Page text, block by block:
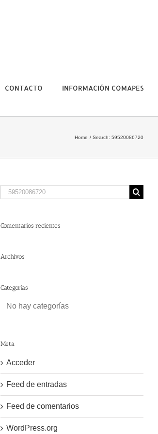
CONTACTO INFORMACIÓN COMAPES
Home Search: 59520086720
Search
for:
Comentarios recientes
Archivos
Categorías
No hay categorías
Meta
Acceder
Feed de entradas
Feed de comentarios
WordPress.org